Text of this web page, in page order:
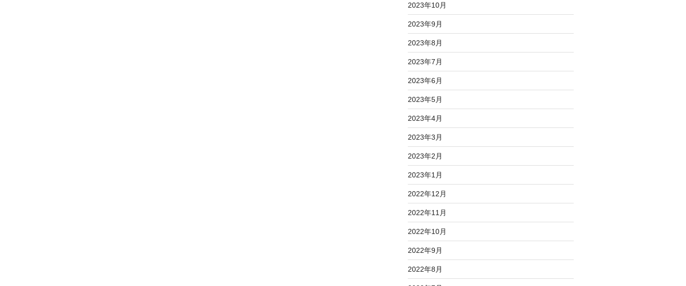
2023年10月
2023年9月
2023年8月
2023年7月
2023年6月
2023年5月
2023年4月
2023年3月
2023年2月
2023年1月
2022年12月
2022年11月
2022年10月
2022年9月
2022年8月